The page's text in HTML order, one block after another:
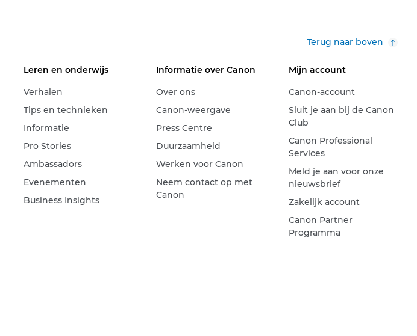
Terug naar boven
Leren en onderwijs
Verhalen
Tips en technieken
Informatie
Pro Stories
Ambassadors
Evenementen
Business Insights
Informatie over Canon
Over ons
Canon-weergave
Press Centre
Duurzaamheid
Werken voor Canon
Neem contact op met
Canon
Mijn account
Canon-account
Sluit je aan bij de Canon
Club
Canon Professional
Services
Meld je aan voor onze
nieuwsbrief
Zakelijk account
Canon Partner
Programma